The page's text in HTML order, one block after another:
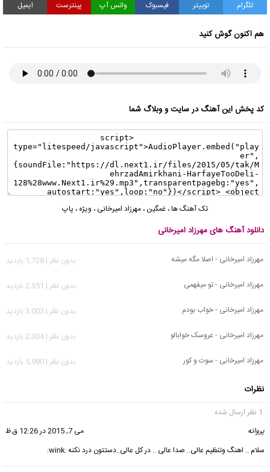
تلگرام توییتر فیسبوک واتس آپ پینترست ایمیل
هم اکنون گوش کنید
کد پخش این آهنگ در سایت و وبلاگ شما
تک آهنگ ها، غمگین ، مهرزاد امیرخانی ، ویژه ، پاپ
دانلود آهنگ های مهرزاد امیرخانی
مهرزاد امیرخانی - اصلا مگه میشه
بدون نظر | 1,728 بازدید
مهرزاد امیرخانی - تو میفهمی
بدون نظر | 2,351 بازدید
مهرزاد امیرخانی - خواب بودم
بدون نظر | 3,003 بازدید
مهرزاد امیرخانی - عروسک خوابالو
بدون نظر | 2,304 بازدید
مهرزاد امیرخانی - سوت و کور
بدون نظر | 5,980 بازدید
نظرات
1 نظر ارسال شده
پروانه
می 7, 2015 در 12:26 ق.ظ
سلام .. اهنگ وتنظیم عالی.. صدا عالی .. در کل عالی..دستتون درد نکنه :wink: